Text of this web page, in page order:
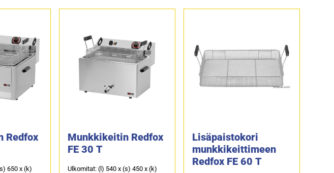
Redfox
650 x (k)
Munkkikeitin Redfox
FE 30 T
Ulkomitat: (l) 540 x (s) 450 x (k)
Lisäpaistokori
munkkikeittimeen
Redfox FE 60 T